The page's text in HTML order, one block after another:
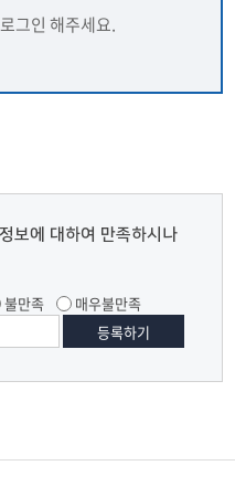
그인 해주세요.
보에 대하여 만족하시나
불만족 매우불만족